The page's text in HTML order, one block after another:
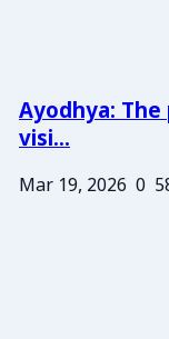
Ayodhya:
visi...
Mar 19, 2026 0